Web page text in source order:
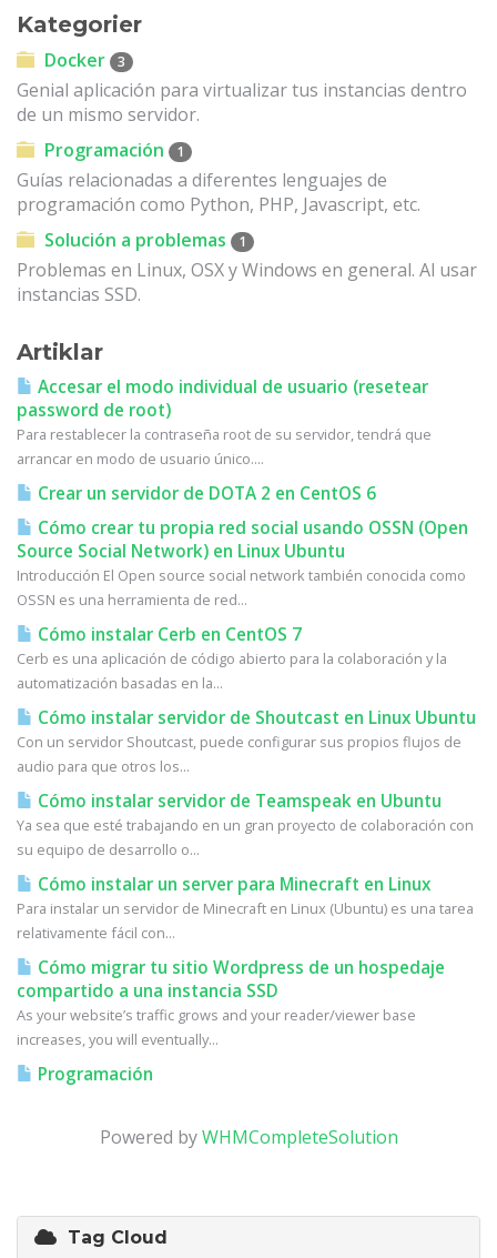
Kategorier
Docker 3
Genial aplicación para virtualizar tus instancias dentro
de un mismo servidor.
Programación
1
Guías relacionadas a diferentes lenguajes de
programación como Python, PHP, Javascript, etc.
Solución a problemas
1
Problemas en Linux, OSX y Windows en general. Al usar
instancias SSD.
Artiklar
Accesar el modo individual de usuario (resetear
password de root)
Para restablecer la contraseña root de su servidor, tendrá que
arrancar en modo de usuario único....
Crear un servidor de DOTA 2 en CentOS 6
Cómo crear tu propia red social usando OSSN (Open
Source Social Network) en Linux Ubuntu
Introducción El Open source social network también conocida como
OSSN es una herramienta de red...
Cómo instalar Cerb en CentOS 7
Cerb es una aplicación de código abierto para la colaboración y la
automatización basadas en la...
Cómo instalar servidor de Shoutcast en Linux Ubuntu
Con un servidor Shoutcast, puede configurar sus propios flujos de
audio para que otros los...
Cómo instalar servidor de Teamspeak en Ubuntu
Ya sea que esté trabajando en un gran proyecto de colaboración con
su equipo de desarrollo o...
Cómo instalar un server para Minecraft en Linux
Para instalar un servidor de Minecraft en Linux (Ubuntu) es una tarea
relativamente fácil con...
Cómo migrar tu sitio Wordpress de un hospedaje
compartido a una instancia SSD
As your website’s traffic grows and your reader/viewer base
increases, you will eventually...
Programación
Powered byWHMCompleteSolution
Tag Cloud